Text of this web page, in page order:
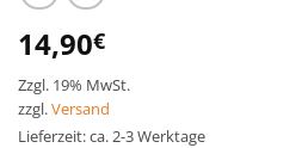
14,90€
Zzgl. 19% MwSt.
zzgl.Versand
Lieferzeit: ca. 2-3 Werktage